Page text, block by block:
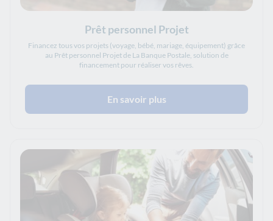
Prêt personnel Projet
Financez tous vos projets (voyage, bébé, mariage, équipement) grâce
au Prêt personnel Projet de La Banque Postale, solution de
financement pour réaliser vos rêves.
En savoir plus